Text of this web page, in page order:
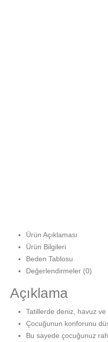
Ürün Açıklaması
Ürün Bilgileri
Beden Tablosu
Değerlendirmeler (0)
Açıklama
Tatillerde deniz, havuz ve
Çocuğunun konforunu
Bu sayede çocuğunuz